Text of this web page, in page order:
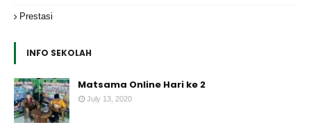
Prestasi
INFO SEKOLAH
Matsama Online Hari ke 2
July 13, 2020